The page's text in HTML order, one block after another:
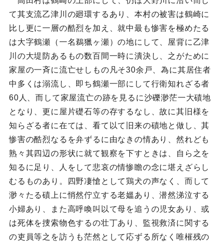
て其支流乙津川の廻環するあり、本村の被害は鶴崎に
比し更に一層の酷烈を加え、就中最も惨害を極めたる
は大字鶴瀬（一名鵜獵ヶ瀬）の地にして、屋背に乙津
川の大堤防あるもの数百間一時に潰決し、之がために
家屋の一斉に流亡せしもの凡そ30余戸、為に其居住者
中多くは溺流し、即ち鶴瀬一部にして行衛知れざる者
60人、而して家屋流亡の跡を見るに沙礫渺茫一大磧地
となり、更に屋片礎石等の存するなし、故に其旧様を
知らざる者に在ては、看て以て旧来の磧地と做し、其
惨害の酷烈なるを弁ずるに由なきの情あり、然れども
熟々其四辺の形状に就て観察を下すときは、自ら之を
知るに足り、人をして悲哀の情惨瞻の念に堪えざらし
むるものあり。四野凄愴として鶏犬の声なく、而して
渺々たる磧上に悄然佇立する老媼あり、潜然涕泣する
小婦あり、また高呼喚叫以て母を追うの児女あり、或
は死体を捜索物色するの壮丁あり、監視救済に関する
の吏員等之を訪うも茫然として応ずる所なく唯槯残の